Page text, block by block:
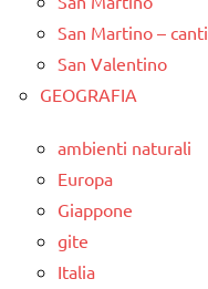
San Martino – canti
San Valentino
GEOGRAFIA
ambienti naturali
Europa
Giappone
gite
Italia